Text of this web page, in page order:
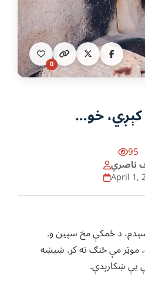
0
خو…
95
ناصري
April 1,
د ځمکې مخ سپین و.
موټر مې څنګ ته کړ. ښيښه
یې ښکارېدې.